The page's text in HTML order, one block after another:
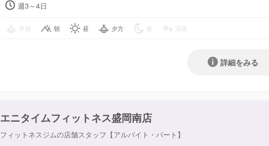
週3～4日
早朝 朝 昼 夕方 夜 深夜
詳細をみる
エニタイムフィットネス盛岡南店
フィットネスジムの店舗スタッフ【アルバイト・パート】